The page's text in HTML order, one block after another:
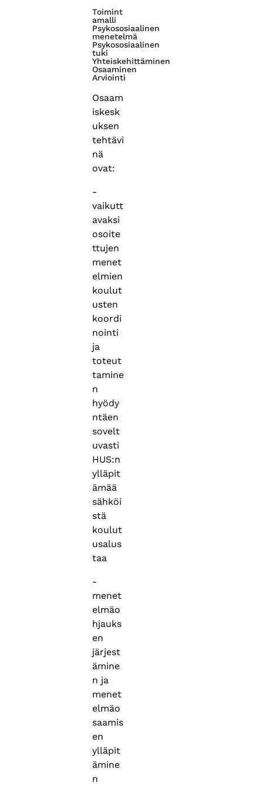
Toimint
amalli
Psykososiaalinen
menetelmä
Psykososiaalinen
tuki
Yhteiskehittäminen
Osaaminen
Arviointi
Osaam
iskesk
uksen
tehtävi
nä
ovat:
-
vaikutt
avaksi
osoite
ttujen
menet
elmien
koulut
usten
koordi
nointi
ja
toteut
tamine
n
hyödy
ntäen
sovelt
uvasti
HUS:n
ylläpit
ämää
sähköi
stä
koulut
usalus
taa
-
menet
elmäo
hjauks
en
järjest
ämine
n ja
menet
elmäo
saamis
en
ylläpit
ämine
n